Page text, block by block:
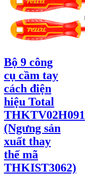
Bộ 9 công
cụ cầm tay
cách điện
hiệu Total
THKTV02H091
(Ngưng sản
xuất thay
thế mã
THKIST3062)